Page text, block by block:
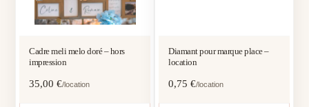
Cadre meli melo doré – hors
impression
35,00€/location
Diamant pour marque place –
location
0,75 €/location